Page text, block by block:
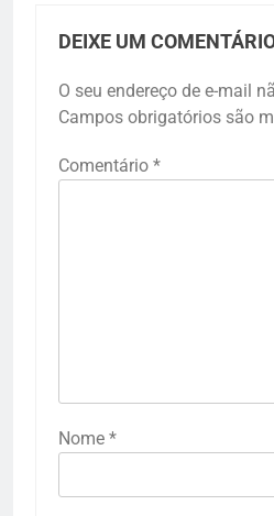
DEIXE UM
O seu endereço de e-mail
Campos obrigatórios são
Comentário *
Nome *